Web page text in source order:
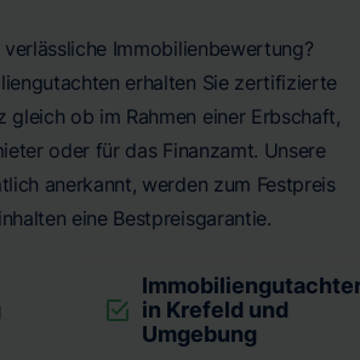
Immobilienbewertung?
erhalten Sie zertifizierte
gleich ob im Rahmen einer Erbschaft,
oder für das Finanzamt. Unsere
anerkannt, werden zum Festpreis
eine Bestpreisgarantie.
in Krefeld und
Umgebung